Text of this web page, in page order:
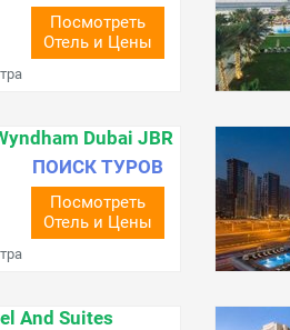
Посмотреть
Отель и Цены
Dubai JBR
ПОИСК ТУРОВ
Посмотреть
Отель и Цены
And Suites